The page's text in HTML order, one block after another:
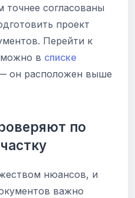
согласованы
проект
Перейти к
можно в списке
он расположен выше
по
нюансов, и
важно